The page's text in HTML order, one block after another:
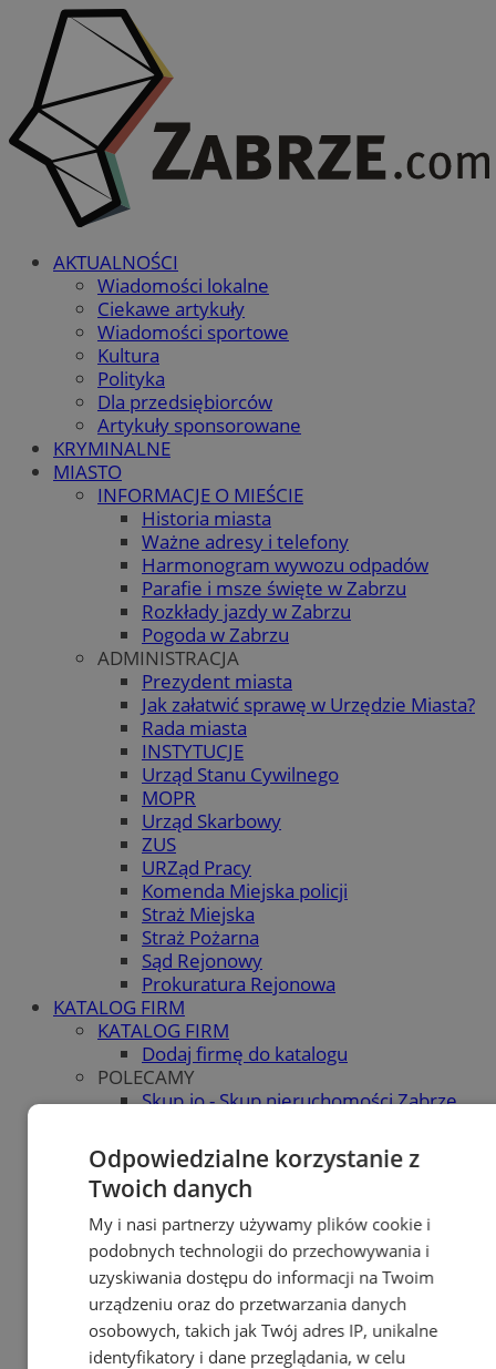
AKTUALNOŚCI
Wiadomości lokalne
Ciekawe artykuły
Wiadomości sportowe
Kultura
Polityka
Dla przedsiębiorców
Artykuły sponsorowane
KRYMINALNE
MIASTO
INFORMACJE O MIEŚCIE
Historia miasta
Ważne adresy i telefony
Harmonogram wywozu odpadów
Parafie i msze święte w Zabrzu
Rozkłady jazdy w Zabrzu
Pogoda w Zabrzu
ADMINISTRACJA
Prezydent miasta
Jak załatwić sprawę w Urzędzie Miasta?
Rada miasta
INSTYTUCJE
Urząd Stanu Cywilnego
MOPR
Urząd Skarbowy
ZUS
URZąd Pracy
Komenda Miejska policji
Straż Miejska
Straż Pożarna
Sąd Rejonowy
Prokuratura Rejonowa
KATALOG FIRM
KATALOG FIRM
Dodaj firmę do katalogu
POLECAMY
Skup.io - Skup nieruchomości Zabrze
OGŁOSZENIA
OGŁOSZENIA
Dodaj ogłoszenie
POLECAMY
Protocol IT
Pracuj.pl - praca w Zabrzu
Praca Zabrze
REKLAMA
WSPÓŁPRACA
Odpowiedzialne korzystanie z
Twoich danych
My i nasi partnerzy używamy plików cookie i
podobnych technologii do przechowywania i
uzyskiwania dostępu do informacji na Twoim
urządzeniu oraz do przetwarzania danych
osobowych, takich jak Twój adres IP, unikalne
identyfikatory i dane przeglądania, w celu